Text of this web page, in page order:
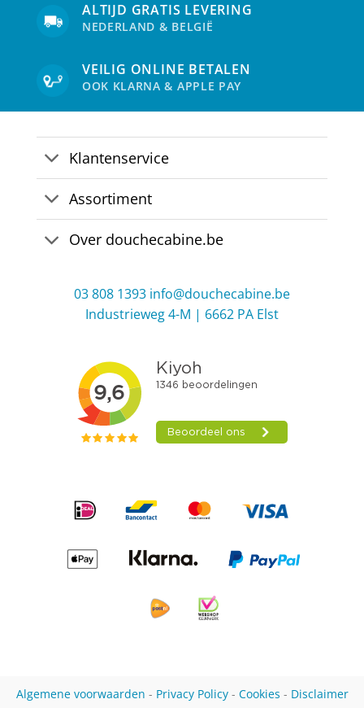
ALTIJD GRATIS LEVERING
NEDERLAND & BELGIË
VEILIG ONLINE BETALEN
OOK KLARNA & APPLE PAY
Klantenservice
Assortiment
Over douchecabine.be
03 808 1393 info@douchecabine.be
Industrieweg 4-M | 6662 PA Elst
Algemene voorwaarden - Privacy Policy- Cookies - Disclaimer